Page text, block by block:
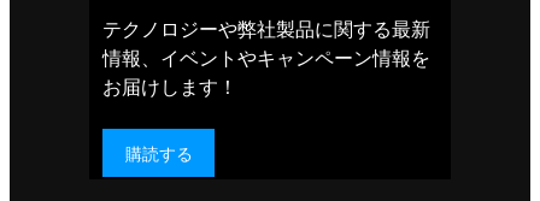
テクノロジーや弊社製品に関する最新
情報、イベントやキャンペーン情報を
お届けします！
購読する